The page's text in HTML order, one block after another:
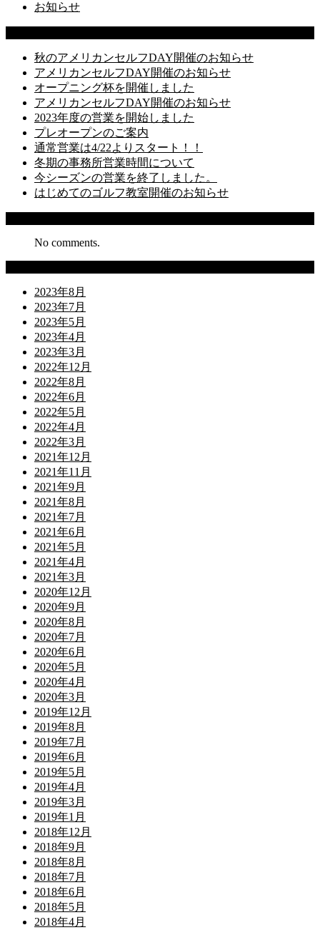
お知らせ
秋のアメリカンセルフDAY開催のお知らせ
アメリカンセルフDAY開催のお知らせ
オープニング杯を開催しました
アメリカンセルフDAY開催のお知らせ
2023年度の営業を開始しました
プレオープンのご案内
通常営業は4/22よりスタート！！
冬期の事務所営業時間について
今シーズンの営業を終了しました。
はじめてのゴルフ教室開催のお知らせ
No comments.
2023年8月
2023年7月
2023年5月
2023年4月
2023年3月
2022年12月
2022年8月
2022年6月
2022年5月
2022年4月
2022年3月
2021年12月
2021年11月
2021年9月
2021年8月
2021年7月
2021年6月
2021年5月
2021年4月
2021年3月
2020年12月
2020年9月
2020年8月
2020年7月
2020年6月
2020年5月
2020年4月
2020年3月
2019年12月
2019年8月
2019年7月
2019年6月
2019年5月
2019年4月
2019年3月
2019年1月
2018年12月
2018年9月
2018年8月
2018年7月
2018年6月
2018年5月
2018年4月